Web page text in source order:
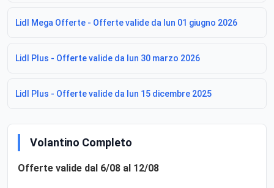
Lidl Mega Offerte - Offerte valide da lun 01 giugno 2026
Lidl Plus - Offerte valide da lun 30 marzo 2026
Lidl Plus - Offerte valide da lun 15 dicembre 2025
Volantino Completo
Offerte valide dal 6/08 al 12/08